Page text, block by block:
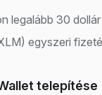
legalább 30
egyszeri
telepítése